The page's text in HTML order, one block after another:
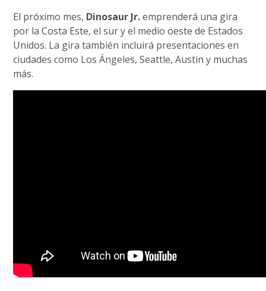
El próximo mes, Dinosaur Jr.emprenderá una gira
por la Costa Este, el sur y el medio oeste de Estados
Unidos. La gira también incluirá presentaciones en
ciudades como Los Ángeles, Seattle, Austin y muchas
más.